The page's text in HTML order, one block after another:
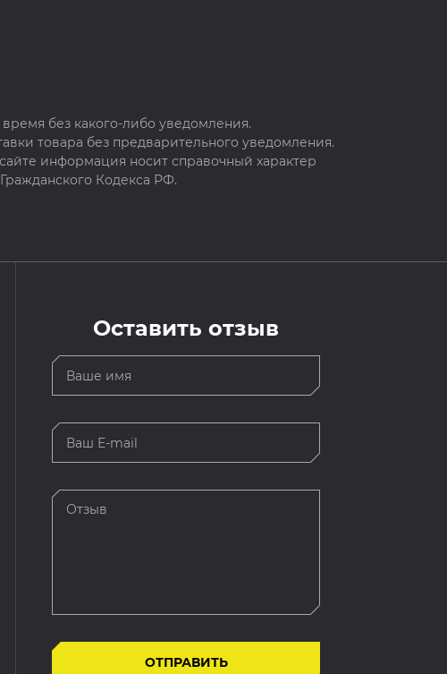
без какого-либо уведомления.
товара без предварительного уведомления.
информация носит справочный характер
Кодекса РФ.
Оставить отзыв